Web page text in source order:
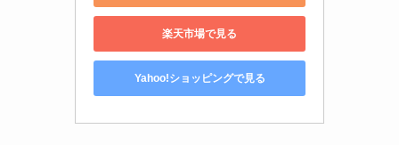
楽天市場で見る
Yahoo!ショッピングで見る